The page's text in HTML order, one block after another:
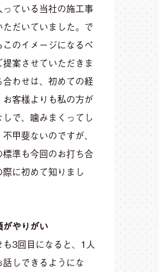
ている当社の施工事
だいていました。で
のイメージになるべ
提案させていただきま
合わせは、初めての経
客様よりも私の方が
で、噛みまくってし
甲斐ないのですが、
準も今回のお打ち合
に初めて知りまし
がやりがい
3回目になると、1人
しできるようにな